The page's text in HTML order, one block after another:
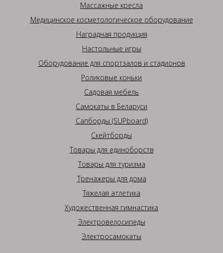
Массажные кресла
Медицинское косметологическое оборудование
Наградная продукция
Настольные игры
Оборудование для спортзалов и стадионов
Роликовые коньки
Садовая мебель
Самокаты в Беларуси
Сапборды (SUPboard)
Скейтборды
Товары для единоборств
Товары для туризма
Тренажеры для дома
Тяжелая атлетика
Художественная гимнастика
Электровелосипеды
Электросамокаты